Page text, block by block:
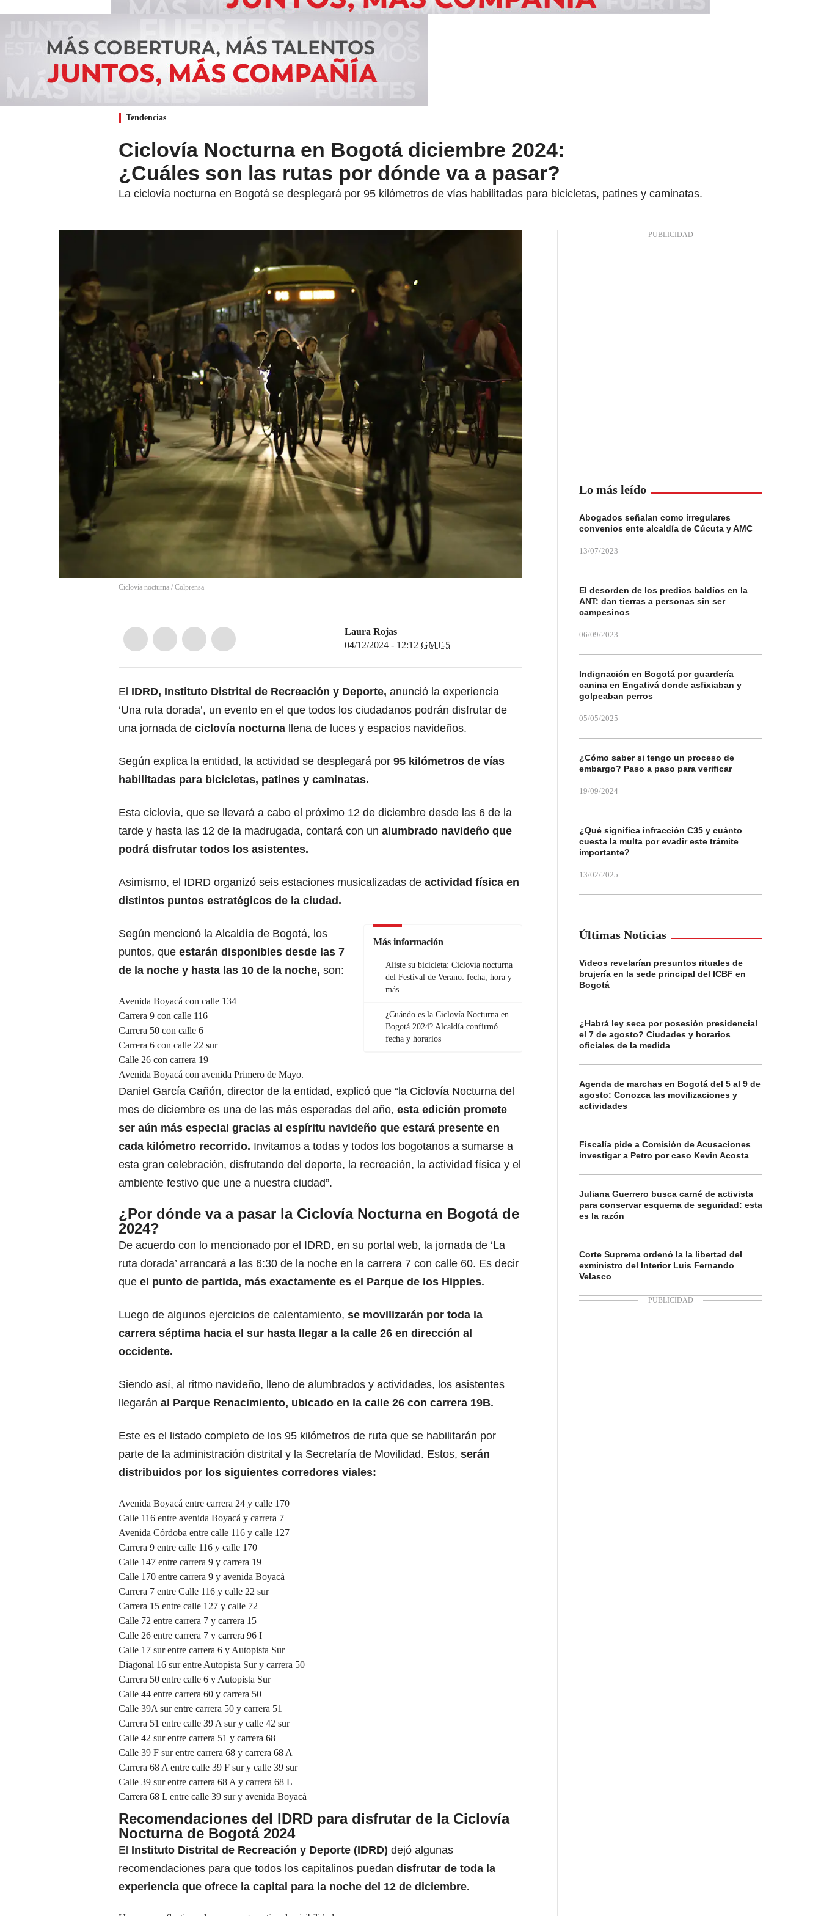
Tendencias
Ciclovía Nocturna en Bogotá diciembre 2024:
¿Cuáles son las rutas por dónde va a pasar?
La ciclovía nocturna en Bogotá se desplegará por 95 kilómetros de vías habilitadas para bicicletas, patines y caminatas.
Ciclovía nocturna / Colprensa
Laura Rojas
04/12/2024 - 12:12 GMT-5
El IDRD, Instituto Distrital de Recreación y Deporte, anunció la experiencia
‘Una ruta dorada’, un evento en el que todos los ciudadanos podrán disfrutar de
una jornada de ciclovía nocturna llena de luces y espacios navideños.
Según explica la entidad, la actividad se desplegará por 95 kilómetros de vías
habilitadas para bicicletas, patines y caminatas.
Esta ciclovía, que se llevará a cabo el próximo 12 de diciembre desde las 6 de la
tarde y hasta las 12 de la madrugada, contará con un alumbrado navideño que
podrá disfrutar todos los asistentes.
Asimismo, el IDRD organizó seis estaciones musicalizadas de actividad física en
distintos puntos estratégicos de la ciudad.
Más información
Aliste su bicicleta: Ciclovía nocturna
del Festival de Verano: fecha, hora y
más
¿Cuándo es la Ciclovía Nocturna en
Bogotá 2024? Alcaldía confirmó
fecha y horarios
Según mencionó la Alcaldía de Bogotá, los
puntos, que estarán disponibles desde las 7
de la noche y hasta las 10 de la noche, son:
Avenida Boyacá con calle 134
Carrera 9 con calle 116
Carrera 50 con calle 6
Carrera 6 con calle 22 sur
Calle 26 con carrera 19
Avenida Boyacá con avenida Primero de Mayo.
Daniel García Cañón, director de la entidad, explicó que “la Ciclovía Nocturna del
mes de diciembre es una de las más esperadas del año, esta edición promete
ser aún más especial gracias al espíritu navideño que estará presente en
cada kilómetro recorrido. Invitamos a todas y todos los bogotanos a sumarse a
esta gran celebración, disfrutando del deporte, la recreación, la actividad física y el
ambiente festivo que une a nuestra ciudad”.
¿Por dónde va a pasar la Ciclovía Nocturna en Bogotá de
2024?
De acuerdo con lo mencionado por el IDRD, en su portal web, la jornada de ‘La
ruta dorada’ arrancará a las 6:30 de la noche en la carrera 7 con calle 60. Es decir
que el punto de partida, más exactamente es el Parque de los Hippies.
Luego de algunos ejercicios de calentamiento, se movilizarán por toda la
carrera séptima hacia el sur hasta llegar a la calle 26 en dirección al
occidente.
Siendo así, al ritmo navideño, lleno de alumbrados y actividades, los asistentes
llegarán al Parque Renacimiento, ubicado en la calle 26 con carrera 19B.
Este es el listado completo de los 95 kilómetros de ruta que se habilitarán por
parte de la administración distrital y la Secretaría de Movilidad. Estos, serán
distribuidos por los siguientes corredores viales:
Avenida Boyacá entre carrera 24 y calle 170
Calle 116 entre avenida Boyacá y carrera 7
Avenida Córdoba entre calle 116 y calle 127
Carrera 9 entre calle 116 y calle 170
Calle 147 entre carrera 9 y carrera 19
Calle 170 entre carrera 9 y avenida Boyacá
Carrera 7 entre Calle 116 y calle 22 sur
Carrera 15 entre calle 127 y calle 72
Calle 72 entre carrera 7 y carrera 15
Calle 26 entre carrera 7 y carrera 96 I
Calle 17 sur entre carrera 6 y Autopista Sur
Diagonal 16 sur entre Autopista Sur y carrera 50
Carrera 50 entre calle 6 y Autopista Sur
Calle 44 entre carrera 60 y carrera 50
Calle 39A sur entre carrera 50 y carrera 51
Carrera 51 entre calle 39 A sur y calle 42 sur
Calle 42 sur entre carrera 51 y carrera 68
Calle 39 F sur entre carrera 68 y carrera 68 A
Carrera 68 A entre calle 39 F sur y calle 39 sur
Calle 39 sur entre carrera 68 A y carrera 68 L
Carrera 68 L entre calle 39 sur y avenida Boyacá
Recomendaciones del IDRD para disfrutar de la Ciclovía
Nocturna de Bogotá 2024
El Instituto Distrital de Recreación y Deporte (IDRD) dejó algunas
recomendaciones para que todos los capitalinos puedan disfrutar de toda la
experiencia que ofrece la capital para la noche del 12 de diciembre.
Lo más leído
Abogados señalan como irregulares
convenios ente alcaldía de Cúcuta y AMC
13/07/2023
El desorden de los predios baldíos en la
ANT: dan tierras a personas sin ser
campesinos
06/09/2023
Indignación en Bogotá por guardería
canina en Engativá donde asfixiaban y
golpeaban perros
05/05/2025
¿Cómo saber si tengo un proceso de
embargo? Paso a paso para verificar
19/09/2024
¿Qué significa infracción C35 y cuánto
cuesta la multa por evadir este trámite
importante?
13/02/2025
Últimas Noticias
Videos revelarían presuntos rituales de
brujería en la sede principal del ICBF en
Bogotá
¿Habrá ley seca por posesión presidencial
el 7 de agosto? Ciudades y horarios
oficiales de la medida
Agenda de marchas en Bogotá del 5 al 9 de
agosto: Conozca las movilizaciones y
actividades
Fiscalía pide a Comisión de Acusaciones
investigar a Petro por caso Kevin Acosta
Juliana Guerrero busca carné de activista
para conservar esquema de seguridad: esta
es la razón
Corte Suprema ordenó la la libertad del
exministro del Interior Luis Fernando
Velasco